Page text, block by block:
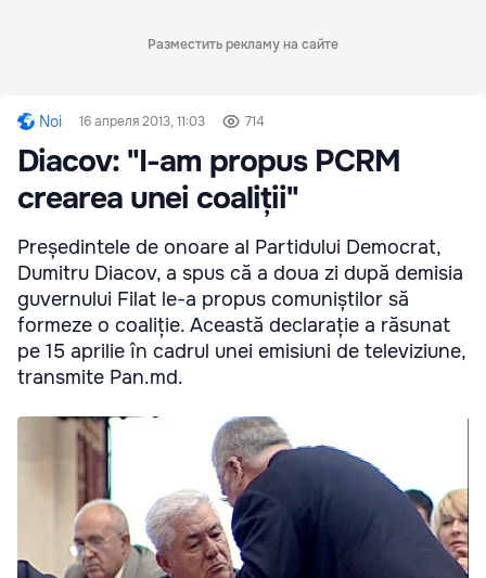
Разместить рекламу на сайте
Noi 16 апреля 2013, 11:03 714
Diacov: "I-am propus PCRM
crearea unei coaliții"
Președintele de onoare al Partidului Democrat,
Dumitru Diacov, a spus că a doua zi după demisia
guvernului Filat le-a propus comuniștilor să
formeze o coaliție. Această declarație a răsunat
pe 15 aprilie în cadrul unei emisiuni de televiziune,
transmite Pan.md.